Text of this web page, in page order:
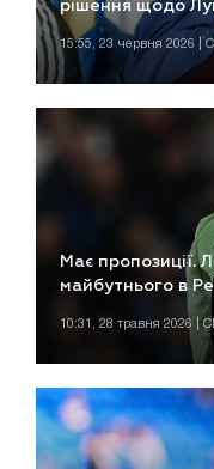
рішення щодо
15:55, 23 червня 2026 |
Має пропозиції.
майбутнього в
10:31, 28 травня 2026